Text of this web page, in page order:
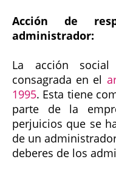
Acción de
administrador:
La acción social
consagrada en el
1995. Esta tiene
parte de la
perjuicios que se
de un
deberes de los